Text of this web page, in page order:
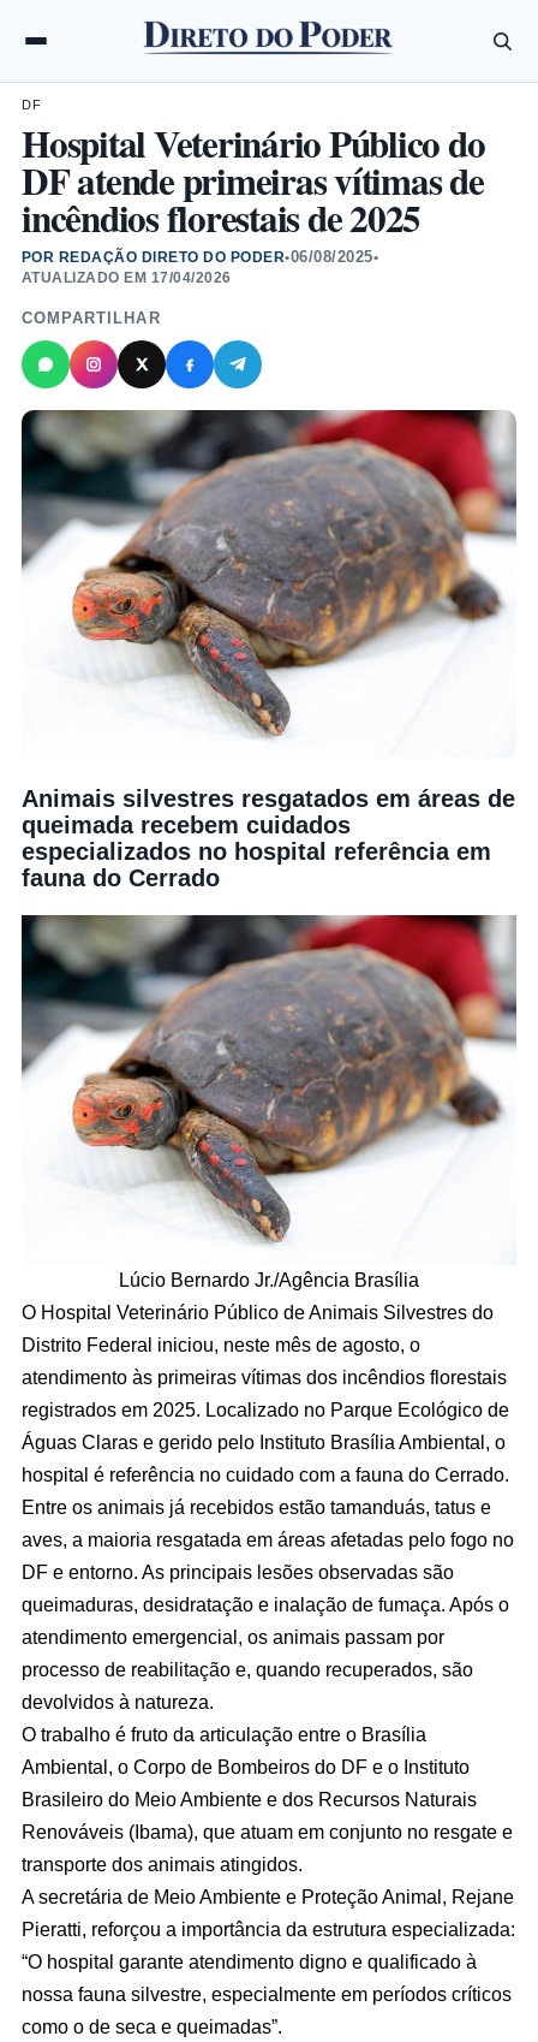
DF
Hospital Veterinário Público do
DF atende primeiras vítimas de
incêndios florestais de 2025
POR REDAÇÃO DIRETO DO PODER•06/08/2025•
ATUALIZADO EM 17/04/2026
COMPARTILHAR
Animais silvestres resgatados em áreas de
queimada recebem cuidados
especializados no hospital referência em
fauna do Cerrado
Lúcio Bernardo Jr./Agência Brasília
O Hospital Veterinário Público de Animais Silvestres do
Distrito Federal iniciou, neste mês de agosto, o
atendimento às primeiras vítimas dos incêndios florestais
registrados em 2025. Localizado no Parque Ecológico de
Águas Claras e gerido pelo Instituto Brasília Ambiental, o
hospital é referência no cuidado com a fauna do Cerrado.
Entre os animais já recebidos estão tamanduás, tatus e
aves, a maioria resgatada em áreas afetadas pelo fogo no
DF e entorno. As principais lesões observadas são
queimaduras, desidratação e inalação de fumaça. Após o
atendimento emergencial, os animais passam por
processo de reabilitação e, quando recuperados, são
devolvidos à natureza.
O trabalho é fruto da articulação entre o Brasília
Ambiental, o Corpo de Bombeiros do DF e o Instituto
Brasileiro do Meio Ambiente e dos Recursos Naturais
Renováveis (Ibama), que atuam em conjunto no resgate e
transporte dos animais atingidos.
A secretária de Meio Ambiente e Proteção Animal, Rejane
Pieratti, reforçou a importância da estrutura especializada:
“O hospital garante atendimento digno e qualificado à
nossa fauna silvestre, especialmente em períodos críticos
como o de seca e queimadas”.